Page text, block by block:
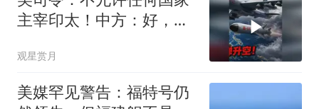
主宰印太！中方：好，轰
观星赏月
美媒罕见警告：福特号仍